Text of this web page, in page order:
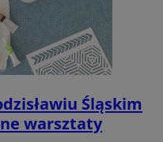
Śląskim
warsztaty